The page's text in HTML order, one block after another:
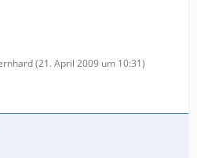
(21. April 2009 um 10:31)